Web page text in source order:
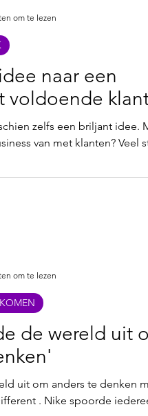
naar een
voldoende
zelfs een briljant idee.
van met klanten? Veel
om te lezen
de wereld uit
uit om anders te denken
. Nike spoorde
om te lezen